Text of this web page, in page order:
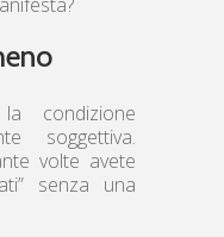
condizione
soggettiva.
volte avete
senza una